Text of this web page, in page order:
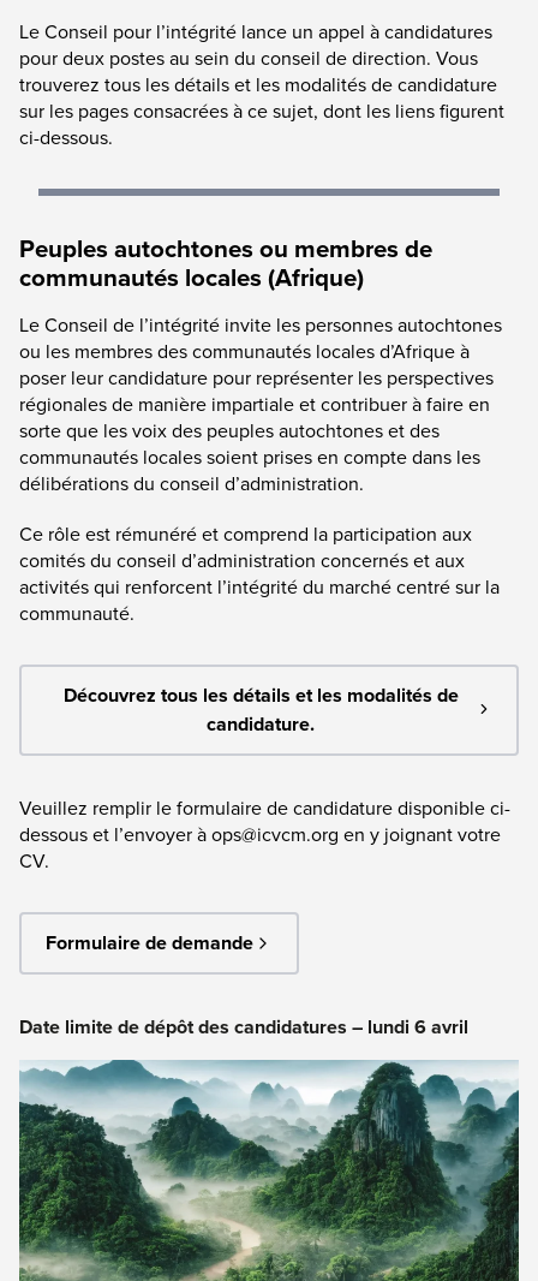
Le Conseil pour l’intégrité lance un appel à candidatures
pour deux postes au sein du conseil de direction. Vous
trouverez tous les détails et les modalités de candidature
sur les pages consacrées à ce sujet, dont les liens figurent
ci-dessous.
Peuples autochtones ou membres de
communautés locales (Afrique)
Le Conseil de l’intégrité invite les personnes autochtones
ou les membres des communautés locales d’Afrique à
poser leur candidature pour représenter les perspectives
régionales de manière impartiale et contribuer à faire en
sorte que les voix des peuples autochtones et des
communautés locales soient prises en compte dans les
délibérations du conseil d’administration.
Ce rôle est rémunéré et comprend la participation aux
comités du conseil d’administration concernés et aux
activités qui renforcent l’intégrité du marché centré sur la
communauté.
Découvrez tous les détails et les modalités de
candidature.
Veuillez remplir le formulaire de candidature disponible ci-
dessous et l’envoyer àops@icvcm.org en y joignant votre
CV.
Formulaire de demande
Date limite de dépôt des candidatures – lundi 6 avril